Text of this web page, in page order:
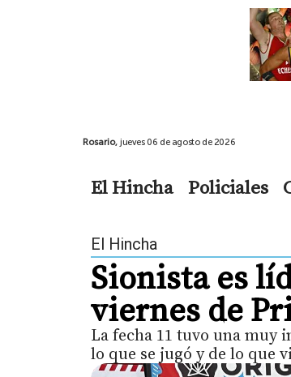
Rosario, jueves 06 de agosto de 2026
El Hincha Policiales
El Hincha
Sionista es
viernes de
La fecha 11 tuvo una muy
lo que se jugó y de lo que